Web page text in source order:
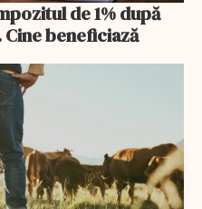
de 1% după
beneficiază